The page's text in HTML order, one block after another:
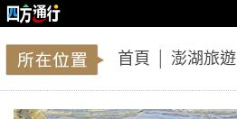
首頁 澎湖旅遊